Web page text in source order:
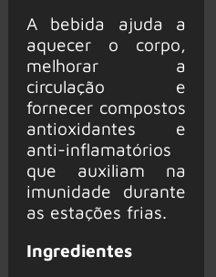
A bebida ajuda a
aquecer o corpo,
melhorar a
circulação e
fornecer compostos
antioxidantes e
anti-inflamatórios
que auxiliam na
imunidade durante
as estações frias.
Ingredientes